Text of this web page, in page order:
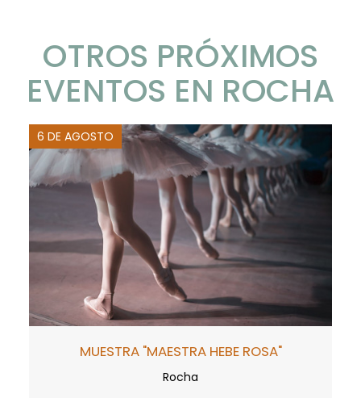
OTROS PRÓXIMOS
EVENTOS EN ROCHA
6 DE AGOSTO
MUESTRA "MAESTRA HEBE ROSA"
Rocha